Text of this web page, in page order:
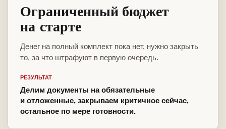
Ограниченный бюджет
на старте
Денег на полный комплект пока нет, нужно закрыть
то, за что штрафуют в первую очередь.
РЕЗУЛЬТАТ
Делим документы на обязательные
и отложенные, закрываем критичное сейчас,
остальное по мере готовности.